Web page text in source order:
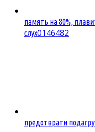
память на 80%,
слух0146482
предотврати